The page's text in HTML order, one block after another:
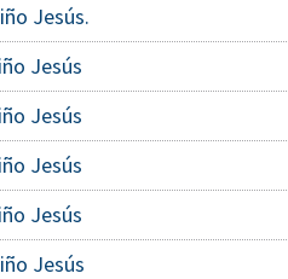
Jesús.
Jesús
Jesús
Jesús
Jesús
Jesús